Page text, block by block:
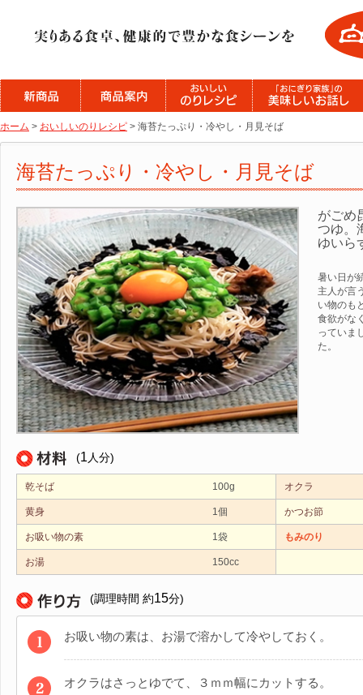
ホーム > おいしいのりレシピ > 海苔たっぷり・冷やし・月見そば
海苔たっぷり・冷やし・月見そば
がごめ
つゆ。
ゆいら
暑い日が
主人が言
い物のも
食欲がな
っていま
た。
(1 人分)
乾そば 100g オクラ
黄身 1個 かつお節
お吸い物の素 1袋 もみのり
お湯 150cc
(調理時間 約15分)
お吸い物の素は、お湯で溶かして冷やしておく。
オクラはさっとゆでて、３ｍｍ幅にカットする。